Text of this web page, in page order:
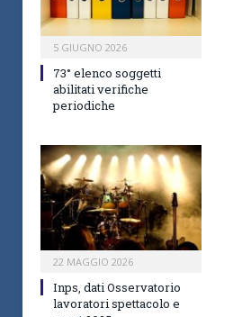
5 GIUGNO 2026
73° elenco soggetti
abilitati verifiche
periodiche
22 MAGGIO 2026
Inps, dati Osservatorio
lavoratori spettacolo e